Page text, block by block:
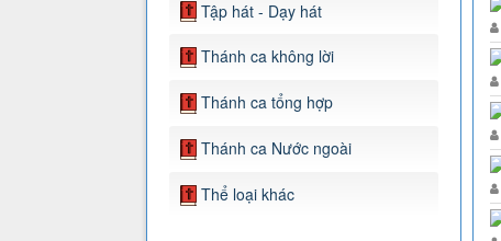
Tập hát - Dạy hát
Thánh ca không lời
Thánh ca tổng hợp
Thánh ca Nước ngoài
Thể loại khác